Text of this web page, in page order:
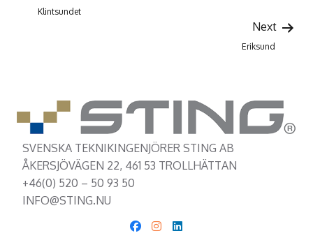
Klintsundet
Next
Eriksund
SVENSKA TEKNIKINGENJÖRER STING AB
ÅKERSJÖVÄGEN 22, 461 53 TROLLHÄTTAN
+46(0) 520 – 50 93 50
INFO@STING.NU